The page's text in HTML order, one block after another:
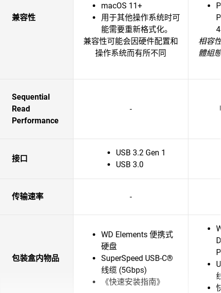
兼容性
macOS 11+
用于其他操作系统时可
能需要重新格式化。
兼容性可能会因硬件配置和
操作系统而有所不同
相容
體組
Sequential
Read
Performance
-
接口
USB 3.2 Gen 1
USB 3.0
传输速率 -
包装盒内物品
WD Elements 便携式
硬盘
SuperSpeed USB-C®
线缆 (5Gbps)
《快速安装指南》